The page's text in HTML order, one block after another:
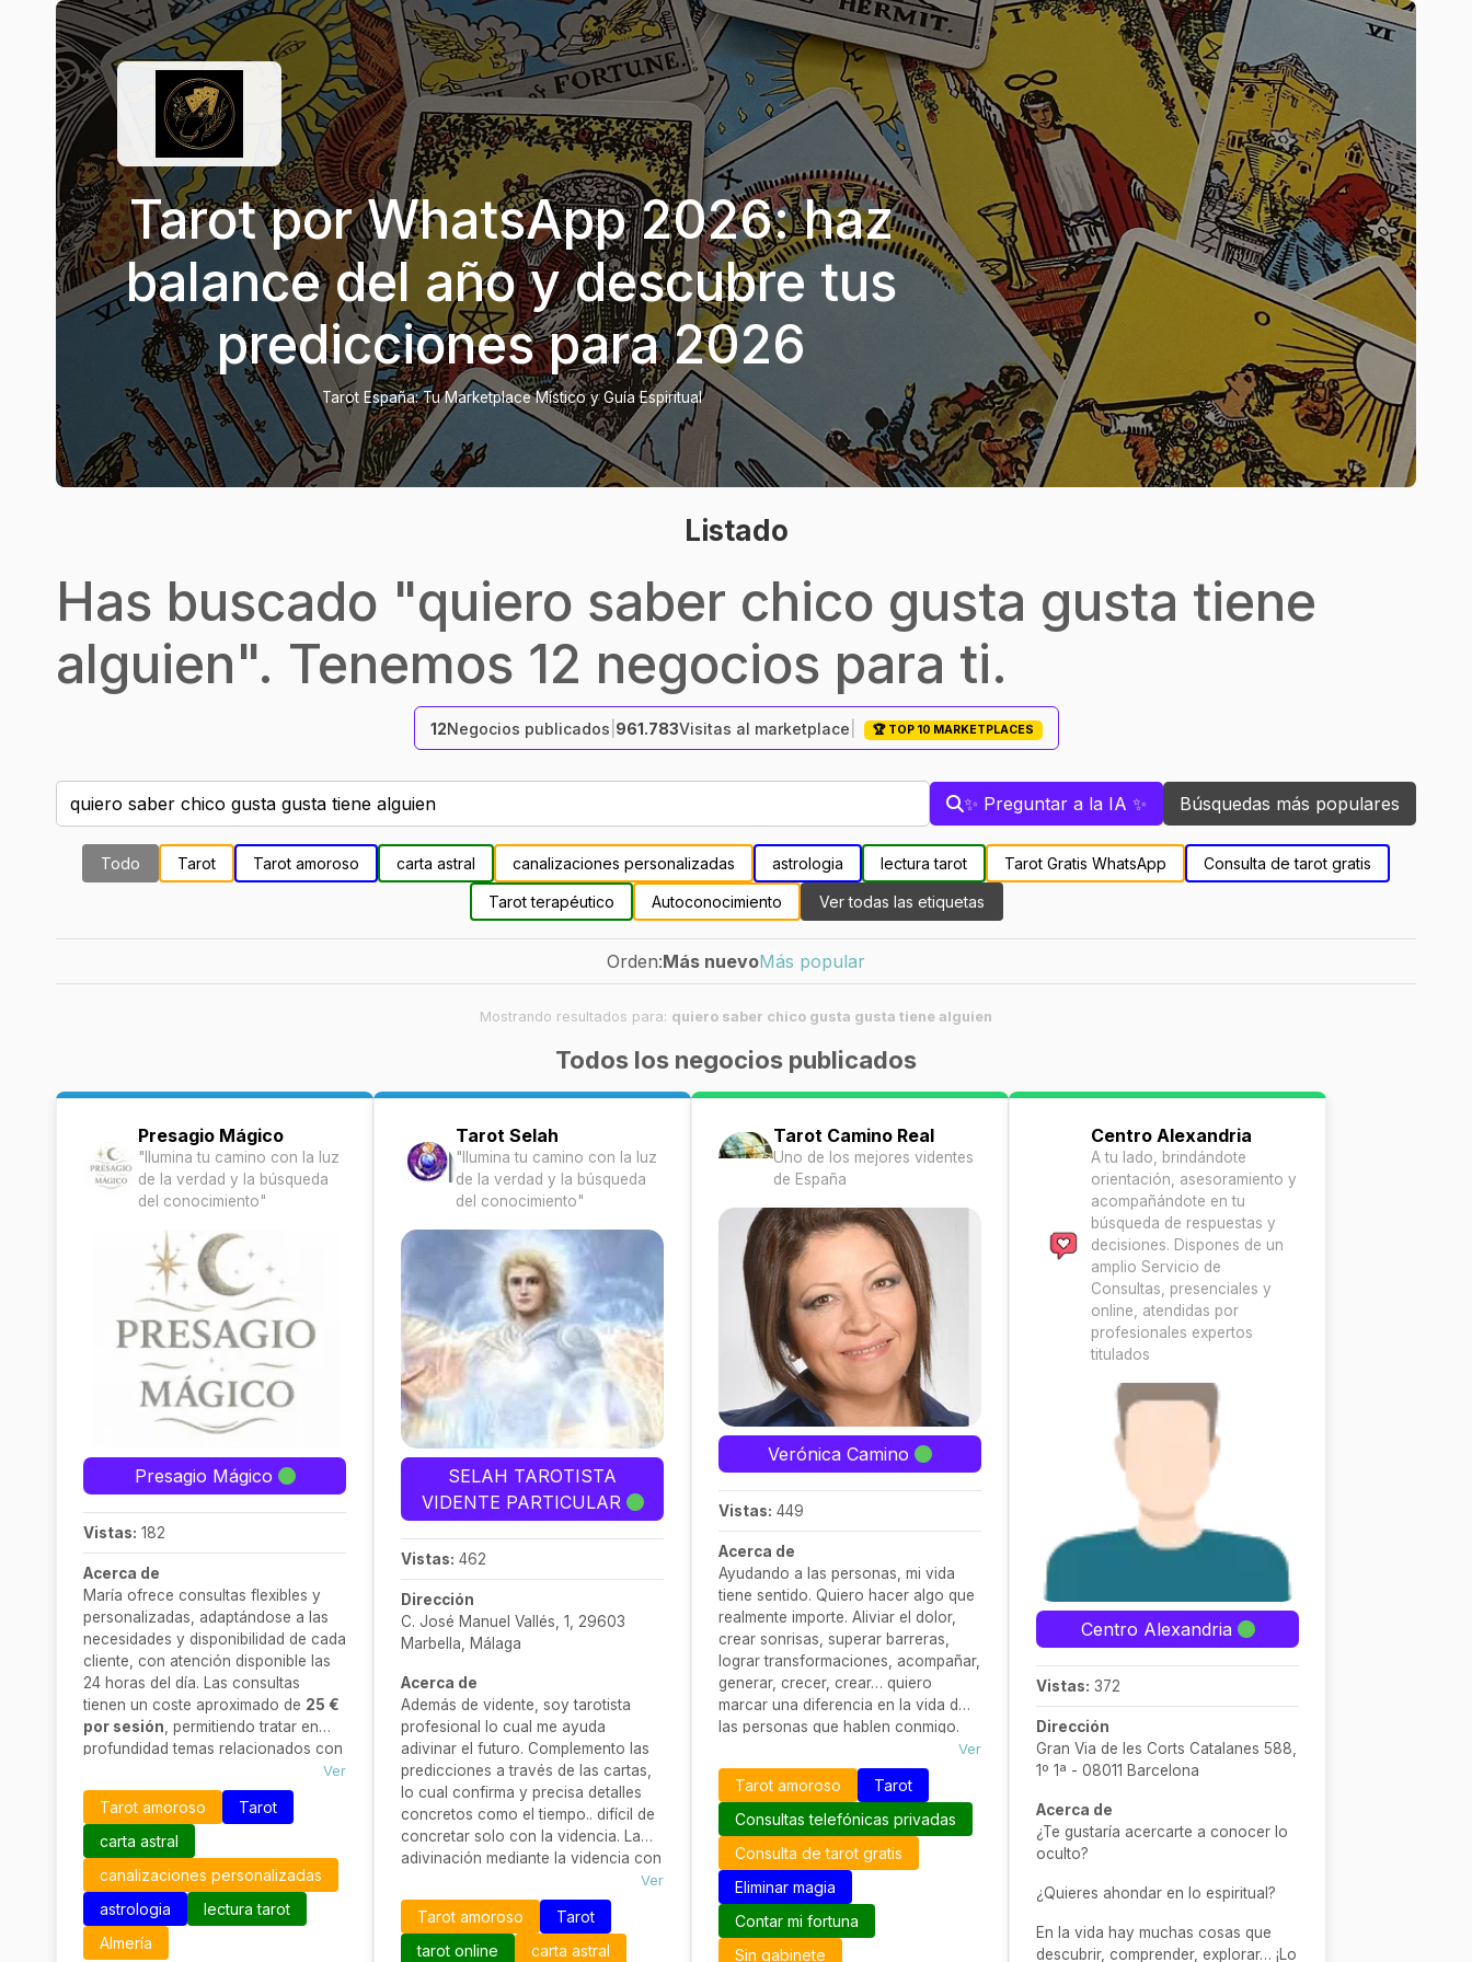
Tarot por WhatsApp 2026: haz
balance del año y descubre tus
predicciones para 2026
Tarot España: Tu Marketplace Místico y Guía Espiritual
Listado
Has buscado "quiero saber chico gusta gusta tiene
alguien". Tenemos 12 negocios para ti.
12Negocios publicados 961.783Visitas al marketplace 🏆 TOP 10 MARKETPLACES
✨ Preguntar a la IA ✨ Búsquedas más populares
Todo Tarot Tarot amoroso carta astral canalizaciones personalizadas astrologia lectura tarot Tarot Gratis WhatsApp Consulta de tarot gratis
Tarot terapéutico Autoconocimiento Ver todas las etiquetas
Orden:Más nuevoMás popular
Mostrando resultados para: quiero saber chico gusta gusta tiene alguien
Todos los negocios publicados
Presagio Mágico
"Ilumina tu camino con la luz
de la verdad y la búsqueda
del conocimiento"
Presagio Mágico
Vistas: 182
Acerca de
María ofrece consultas flexibles y
personalizadas, adaptándose a las
necesidades y disponibilidad de cada
cliente, con atención disponible las
24 horas del día. Las consultas
tienen un coste aproximado de 25 €
por sesión , permitiendo tratar en
profundidad temas relacionados con
crecimiento personal.
Ver
Tarot amoroso
Tarot
carta astral
canalizaciones personalizadas
astrologia
lectura tarot
Almería
Tarot Selah
"Ilumina tu camino con la luz
de la verdad y la búsqueda
del conocimiento"
SELAH TAROTISTA
VIDENTE PARTICULAR
Vistas: 462
Dirección
C. José Manuel Vallés, 1, 29603
Marbella, Málaga
Acerca de
Además de vidente, soy tarotista
profesional lo cual me ayuda
adivinar el futuro. Complemento las
predicciones a través de las cartas,
lo cual confirma y precisa detalles
concretos como el tiempo.. difícil de
concretar solo con la videncia. La
adivinación mediante la videncia con
la consulta de tarot real da lugar a
predicciones de toda índole, incluso
muy importantes; además del porqué,
como cuando o donde... Trabajo
Ver
Tarot amoroso
Tarot
tarot online
carta astral
Tarot Camino Real
Uno de los mejores videntes
de España
Verónica Camino
Vistas: 449
Acerca de
Ayudando a las personas, mi vida
tiene sentido. Quiero hacer algo que
realmente importe. Aliviar el dolor,
crear sonrisas, superar barreras,
lograr transformaciones, acompañar,
generar, crecer, crear… quiero
marcar una diferencia en la vida de
las personas que hablen conmigo.
Soy una persona real en un camino
real. Esto no es solo mi trabajo, es mi
pasión, es mi vida, soy yo.
Ver
Tarot amoroso
Tarot
Consultas telefónicas privadas
Consulta de tarot gratis
Eliminar magia
Contar mi fortuna
Sin gabinete
Centro Alexandria
A tu lado, brindándote
orientación, asesoramiento y
acompañándote en tu
búsqueda de respuestas y
decisiones. Dispones de un
amplio Servicio de
Consultas, presenciales y
online, atendidas por
profesionales expertos
titulados
Centro Alexandria
Vistas: 372
Dirección
Gran Via de les Corts Catalanes 588,
1º 1ª - 08011 Barcelona
Acerca de
¿Te gustaría acercarte a conocer lo
oculto?
¿Quieres ahondar en lo espiritual?
En la vida hay muchas cosas que
descubrir, comprender, explorar… ¡Lo